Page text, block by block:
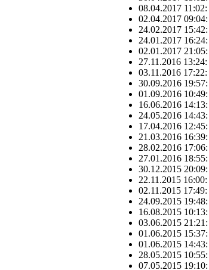
08.04.2017 11:02:
02.04.2017 09:04:
24.02.2017 15:42:
24.01.2017 16:24:
02.01.2017 21:05:
27.11.2016 13:24:
03.11.2016 17:22:
30.09.2016 19:57:
01.09.2016 10:49:
16.06.2016 14:13:
24.05.2016 14:43:
17.04.2016 12:45:
21.03.2016 16:39:
28.02.2016 17:06:
27.01.2016 18:55:
30.12.2015 20:09:
22.11.2015 16:00:
02.11.2015 17:49:
24.09.2015 19:48:
16.08.2015 10:13:
03.06.2015 21:21:
01.06.2015 15:37:
01.06.2015 14:43:
28.05.2015 10:55:
07.05.2015 19:10: